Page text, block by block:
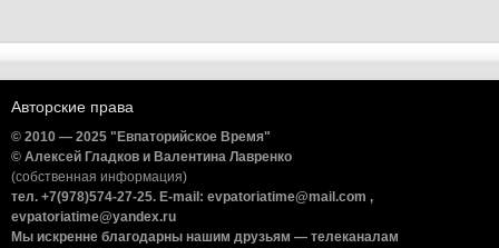
Авторские права
© 2010 — 2025 "Евпаторийское Время"
© Алексей Гладков и Валентина Лавренко
(собственная информация)
тел. +7(978)574-27-25. E-mail: evpatoriatime@mail.com ,
evpatoriatime@yandex.ru
Мы искренне благодарны нашим друзьям — телеканалам